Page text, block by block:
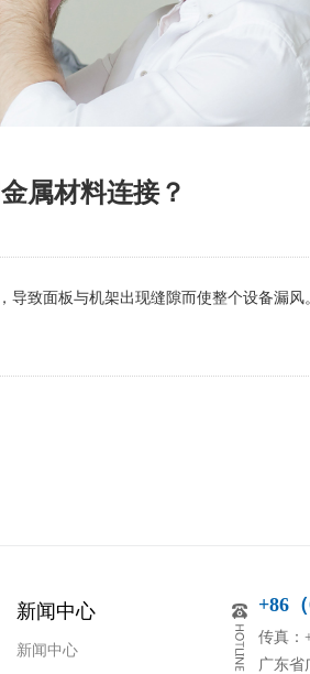
属材料连接？
致面板与机架出现缝隙而使整个设备漏风
新闻中心
新闻中心
+86
传真：
广东省